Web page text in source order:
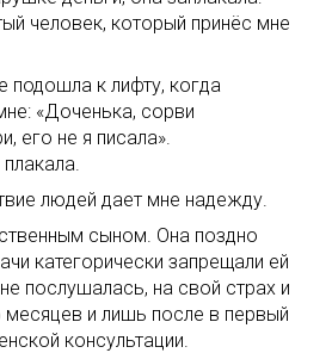
человек, который принёс мне
подошла к лифту, когда
«Доченька, сорви
его не я писала».
людей дает мне надежду.
сыном. Она поздно
категорически запрещали ей
послушалась, на свой страх и
месяцев и лишь после в первый
консультации.